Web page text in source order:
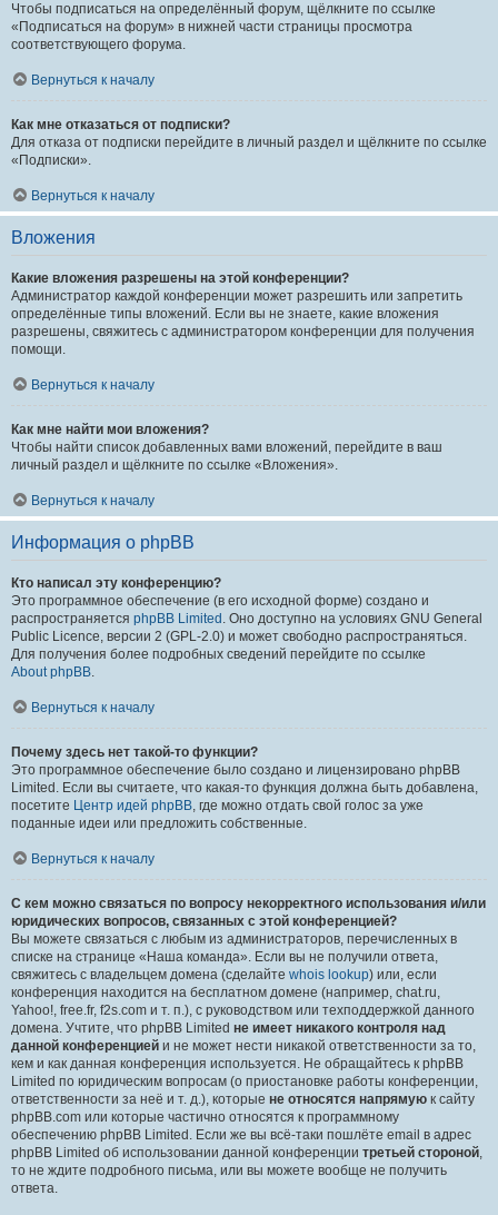
Чтобы подписаться на определённый форум, щёлкните по ссылке
«Подписаться на форум» в нижней части страницы просмотра
соответствующего форума.
Вернуться к началу
Как мне отказаться от подписки?
Для отказа от подписки перейдите в личный раздел и щёлкните по ссылке
«Подписки».
Вернуться к началу
Вложения
Какие вложения разрешены на этой конференции?
Администратор каждой конференции может разрешить или запретить
определённые типы вложений. Если вы не знаете, какие вложения
разрешены, свяжитесь с администратором конференции для получения
помощи.
Вернуться к началу
Как мне найти мои вложения?
Чтобы найти список добавленных вами вложений, перейдите в ваш
личный раздел и щёлкните по ссылке «Вложения».
Вернуться к началу
Информация о phpBB
Кто написал эту конференцию?
Это программное обеспечение (в его исходной форме) создано и
распространяется phpBB Limited . Оно доступно на условиях GNU General
Public Licence, версии 2 (GPL-2.0) и может свободно распространяться.
Для получения более подробных сведений перейдите по ссылке
About phpBB.
Вернуться к началу
Почему здесь нет такой-то функции?
Это программное обеспечение было создано и лицензировано phpBB
Limited. Если вы считаете, что какая-то функция должна быть добавлена,
посетите Центр идей phpBB, где можно отдать свой голос за уже
поданные идеи или предложить собственные.
Вернуться к началу
С кем можно связаться по вопросу некорректного использования и/или
юридических вопросов, связанных с этой конференцией?
Вы можете связаться с любым из администраторов, перечисленных в
списке на странице «Наша команда». Если вы не получили ответа,
свяжитесь с владельцем домена (сделайте whois lookup) или, если
конференция находится на бесплатном домене (например, chat.ru,
Yahoo!, free.fr, f2s.com и т. п.), с руководством или техподдержкой данного
домена. Учтите, что phpBB Limited не имеет никакого контроля над
данной конференцией и не может нести никакой ответственности за то,
кем и как данная конференция используется. Не обращайтесь к phpBB
Limited по юридическим вопросам (о приостановке работы конференции,
ответственности за неё и т. д.), которые не относятся напрямую к сайту
phpBB.com или которые частично относятся к программному
обеспечению phpBB Limited. Если же вы всё-таки пошлёте email в адрес
phpBB Limited об использовании данной конференции третьей стороной,
то не ждите подробного письма, или вы можете вообще не получить
ответа.